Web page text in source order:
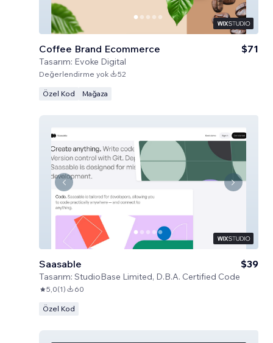
Coffee Brand Ecommerce
Tasarım: Evoke Digital
$71
Değerlendirme yok 52
Özel Kod Mağaza
Saasable
Tasarım: StudioBase Limited, D.B.A. Certified Code
$39
5,0(1) 60
Özel Kod